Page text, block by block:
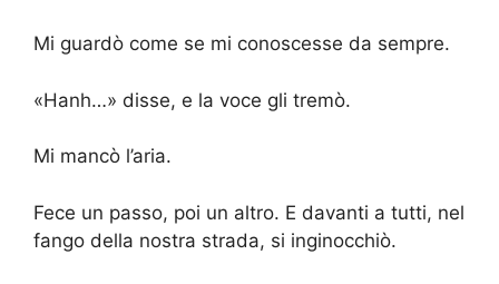
Mi guardò come se mi conoscesse da sempre.
«Hanh…» disse, e la voce gli tremò.
Mi mancò l’aria.
Fece un passo, poi un altro. E davanti a tutti, nel
fango della nostra strada, si inginocchiò.